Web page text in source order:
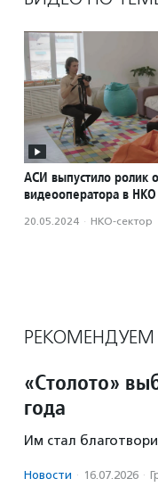
АСИ выпустило ролик
видеооператора в НКО
20.05.2024 · НКО-сектор
РЕКОМЕНДУЕМ
«Столото»
года
Им стал
Новости · 16.07.2026 ·